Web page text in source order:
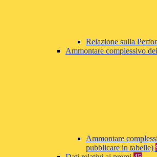
Relazione sulla
Ammontare complessivo
Ammontare
pubblicare in tabelle)